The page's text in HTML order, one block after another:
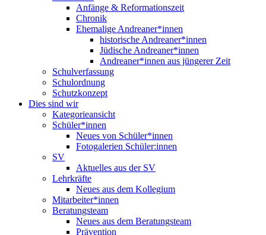
Anfänge & Reformationszeit
Chronik
Ehemalige Andreaner*innen
historische Andreaner*innen
Jüdische Andreaner*innen
Andreaner*innen aus jüngerer Zeit
Schulverfassung
Schulordnung
Schutzkonzept
Dies sind wir
Kategorieansicht
Schüler*innen
Neues von Schüler*innen
Fotogalerien Schüler:innen
SV
Aktuelles aus der SV
Lehrkräfte
Neues aus dem Kollegium
Mitarbeiter*innen
Beratungsteam
Neues aus dem Beratungsteam
Prävention